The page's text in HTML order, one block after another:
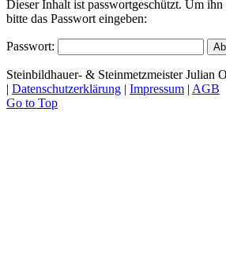
Dieser Inhalt ist passwortgeschützt. Um ihn
bitte das Passwort eingeben:
Passwort:
Steinbildhauer- & Steinmetzmeister Julian
| Datenschutzerklärung | Impressum | AGB
Go to Top